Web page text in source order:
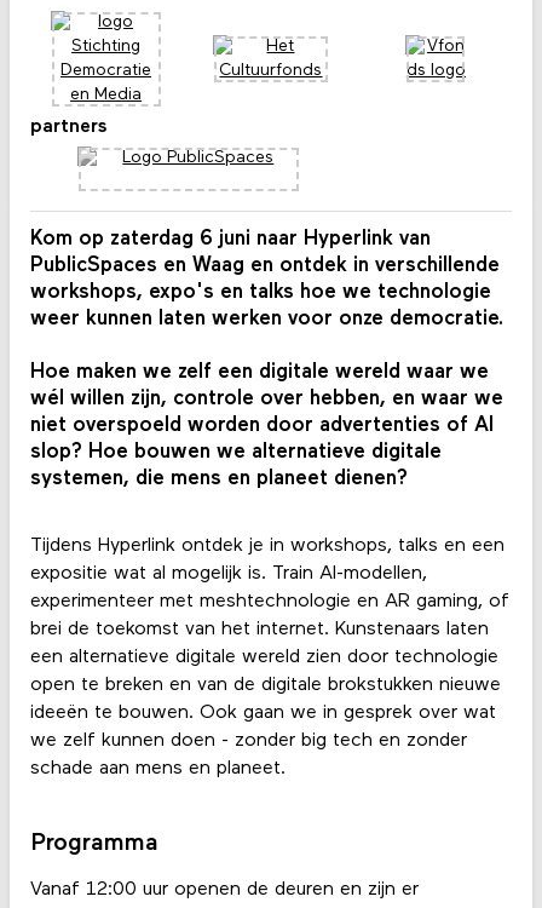
Kom op zaterdag 6 juni naar Hyperlink van
PublicSpaces en Waag en ontdek in verschillende
workshops, expo's en talks hoe we technologie
weer kunnen laten werken voor onze democratie.
Hoe maken we zelf een digitale wereld waar we
wél willen zijn, controle over hebben, en waar we
niet overspoeld worden door advertenties of AI
slop? Hoe bouwen we alternatieve digitale
systemen, die mens en planeet dienen?
Tijdens Hyperlink ontdek je in workshops, talks en een
expositie wat al mogelijk is. Train AI-modellen,
experimenteer met meshtechnologie en AR gaming, of
brei de toekomst van het internet. Kunstenaars laten
een alternatieve digitale wereld zien door technologie
open te breken en van de digitale brokstukken nieuwe
ideeën te bouwen. Ook gaan we in gesprek over wat
we zelf kunnen doen - zonder big tech en zonder
schade aan mens en planeet.
Programma
Vanaf 12:00 uur openen de deuren en zijn er
partners